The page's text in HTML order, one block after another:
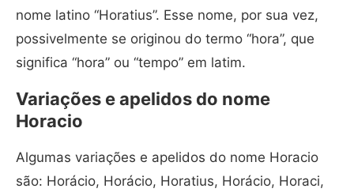
nome latino “Horatius”. Esse nome, por sua vez,
possivelmente se originou do termo “hora”, que
significa “hora” ou “tempo” em latim.
Variações e apelidos do nome
Horacio
Algumas variações e apelidos do nome Horacio
são: Horácio, Horácio, Horatius, Horácio, Horaci,